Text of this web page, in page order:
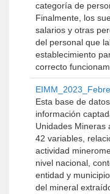
categoría de
Finalmente, los
salarios y otras
del personal que
establecimiento
correcto
Esta base de
información
Unidades Mineras
42 variables,
actividad
nivel nacional,
entidad y
del mineral